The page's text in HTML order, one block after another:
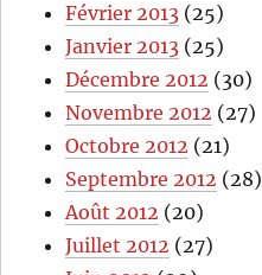
Février 2013 (25)
Janvier 2013 (25)
Décembre 2012 (30)
Novembre 2012 (27)
Octobre 2012 (21)
Septembre 2012 (28)
Août 2012 (20)
Juillet 2012 (27)